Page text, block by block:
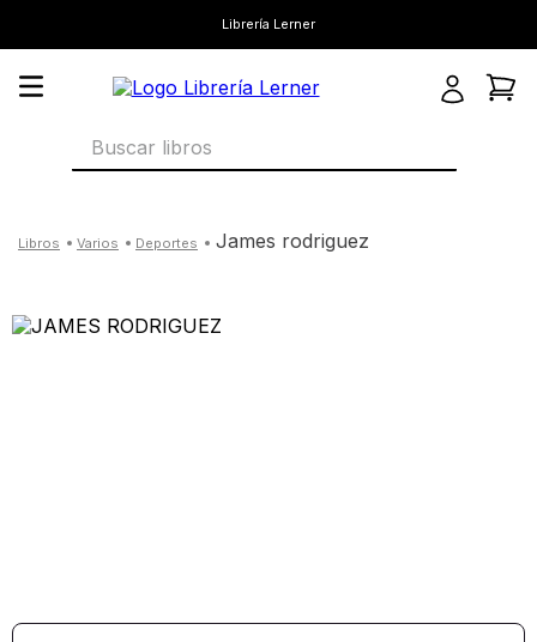
Librería Lerner
Buscar libros
varios deportes james rodriguez